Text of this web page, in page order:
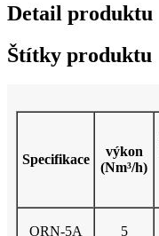
Detail produktu
Štítky produktu
Specifikace
výkon
(Nm³/h)
ORN-5A 5